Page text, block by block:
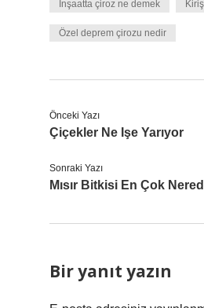
İnşaatta çiroz ne demek
Özel deprem çirozu nedir
Önceki Yazı
Çiçekler Ne Işe Yarıyor
Sonraki Yazı
Mısır Bitkisi En Çok
Bir yanıt yazın